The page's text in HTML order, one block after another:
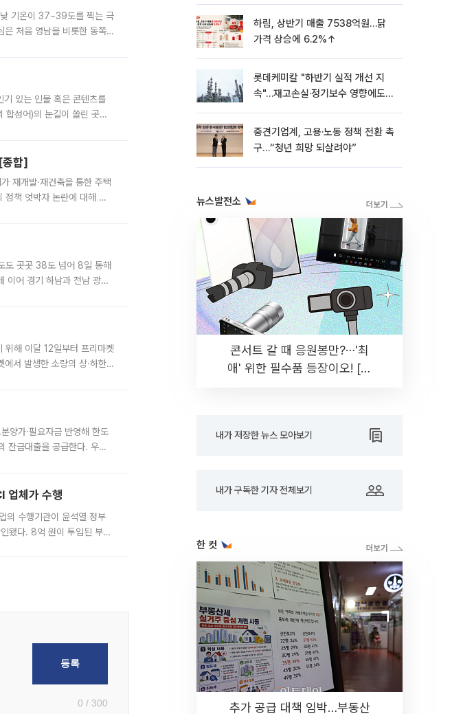
낮 기온이 37~39도를 찍는 극
은 처음 영남을 비롯한 동쪽
기 있는 인물 혹은 콘텐츠를
성어)의 눈길이 쏠린 곳은
종합]
재개발·재건축을 통한 주택
정책 엇박자 논란에 대해 정
도 곳곳 38도 넘어 8일 동해
이어 경기 하남과 전남 광양
위해 이달 12일부터 프리마켓
서 발생한 소량의 상·하한
양가·필요자금 반영해 한도
잔금대출을 공급한다. 우리
업체가 수행
의 수행기관이 윤석열 정부
됐다. 8억 원이 투입된 부산
0 / 300
하림, 상반기 매출 7538억원…닭
가격 상승에 6.2%↑
롯데케미칼 "하반기 실적 개선 지
속"…재고손실·정기보수 영향에도
중견기업계, 고용·노동 정책 전환 촉
구…“청년 희망 되살려야”
뉴스발전소
콘서트 갈 때 응원봉만?⋯'최
애' 위한 필수품 등장이오! [솔
내가 저장한 뉴스 모아보기
내가 구독한 기자 전체보기
한 컷
추가 공급 대책 임박…부동산